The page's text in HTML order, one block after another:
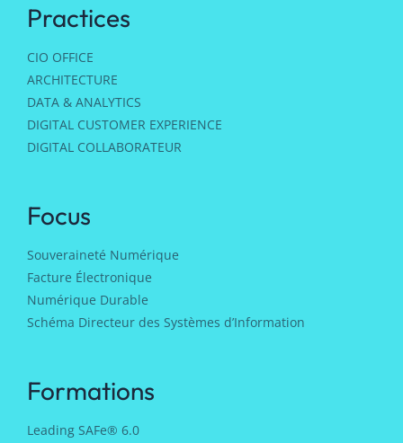
Practices
CIO OFFICE
ARCHITECTURE
DATA & ANALYTICS
DIGITAL CUSTOMER EXPERIENCE
DIGITAL COLLABORATEUR
Focus
Souveraineté Numérique
Facture Électronique
Numérique Durable
Schéma Directeur des Systèmes d’Information
Formations
Leading SAFe® 6.0